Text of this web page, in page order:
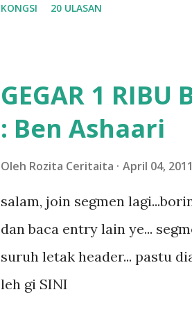
sapa pun masa tu.. bila
teruknya kami sebagai
bila abg long dah masuk 2
KONGSI 20 ULASAN
GEGAR 1 RIBU
: Ben Ashaari
Oleh Rozita Ceritaita April 04, 2011
salam, join segmen
dan baca entry lain ye...
suruh letak header... pastu
leh gi SINI